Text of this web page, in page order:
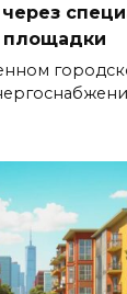
площадки